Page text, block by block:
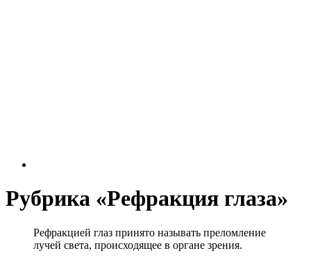
Рубрика «Рефракция глаза»
Рефракцией глаз принято называть преломление
лучей света, происходящее в органе зрения.